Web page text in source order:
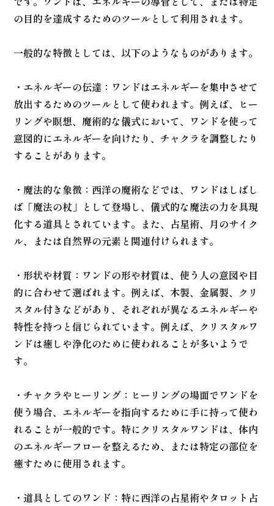
の目的を達成するためのツールとして利用されます。
一般的な特徴としては、以下のようなものがあります。
・エネルギーの伝達：ワンドはエネルギーを集中させて
放出するためのツールとして使われます。例えば、ヒー
リングや瞑想、魔術的な儀式において、ワンドを使って
意図的にエネルギーを向けたり、チャクラを調整したり
することがあります。
・魔法的な象徴：西洋の魔術などでは、ワンドはしばし
ば「魔法の杖」として登場し、儀式的な魔法の力を具現
化する道具とされています。また、占星術、月のサイク
ル、または自然界の元素と関連付けられます。
・形状や材質：ワンドの形や材質は、使う人の意図や目
的に合わせて選ばれます。例えば、木製、金属製、クリ
スタル付きなどがあり、それぞれが異なるエネルギーや
特性を持つと信じられています。例えば、クリスタルワ
ンドは癒しや浄化のために使われることが多いようで
す。
・チャクラやヒーリング：ヒーリングの場面でワンドを
使う場合、エネルギーを指向するために手に持って使わ
れることが一般的です。特にクリスタルワンドは、体内
のエネルギーフローを整えるため、または特定の部位を
癒すために使用されます。
・道具としてのワンド：特に西洋の占星術やタロット占